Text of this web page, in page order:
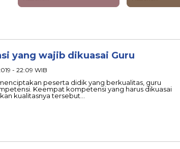
yang wajib dikuasai Guru
- 22:09 WIB
peserta didik yang berkualitas, guru
Keempat kompetensi yang harus dikuasai
kualitasnya tersebut…